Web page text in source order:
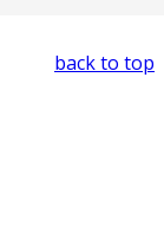
back to top